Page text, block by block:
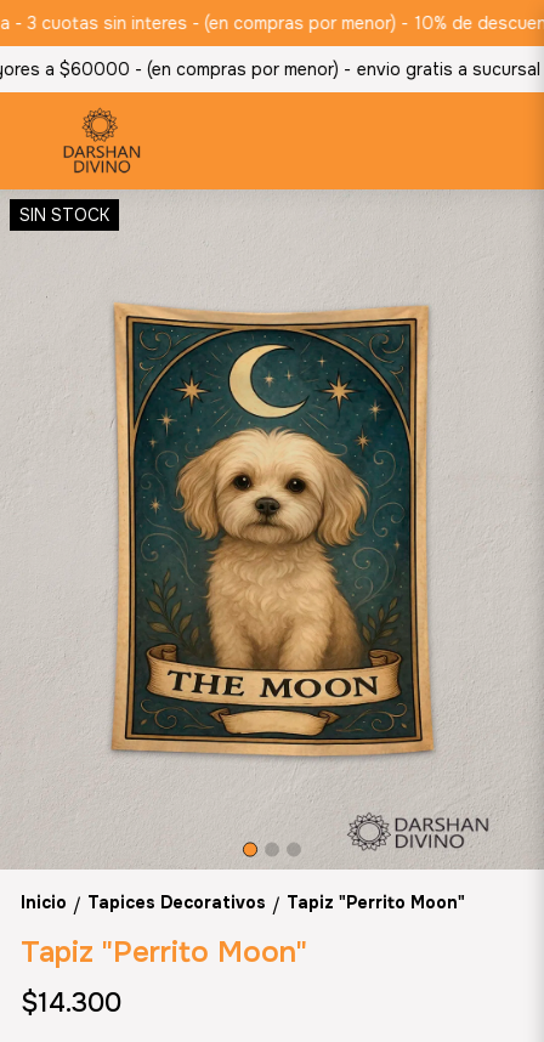
cuotas sin interes - (en compras por menor) - 10% de
a $60000 - (en compras por menor) - envio gratis a sucursal
SIN STOCK
Inicio / Tapices Decorativos / Tapiz "Perrito Moon"
Tapiz "Perrito Moon"
$14.300